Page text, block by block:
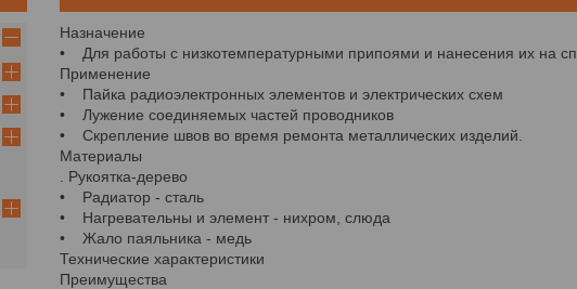
Назначение
• Для работы с низкотемпературными припоями и нанесения их на
Применение
• Пайка радиоэлектронных элементов и электрических схем
• Лужение соединяемых частей проводников
• Скрепление швов во время ремонта металлических изделий.
Материалы
. Рукоятка-дерево
• Радиатор - сталь
• Нагревательны и элемент - нихром, слюда
• Жало паяльника - медь
Технические характеристики
Преимущества